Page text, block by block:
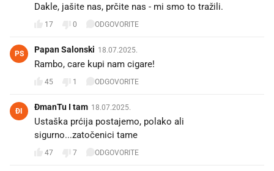
Dakle, jašite nas, prčite nas - mi smo to tražili.
17 0 ODGOVORITE
PS Papan Salonski 18.07.2025.
Rambo, care kupi nam cigare!
45 1 ODGOVORITE
ĐI ĐmanTu I tam 18.07.2025.
Ustaška prćija postajemo, polako ali
sigurno...zatočenici tame
47 7 ODGOVORITE